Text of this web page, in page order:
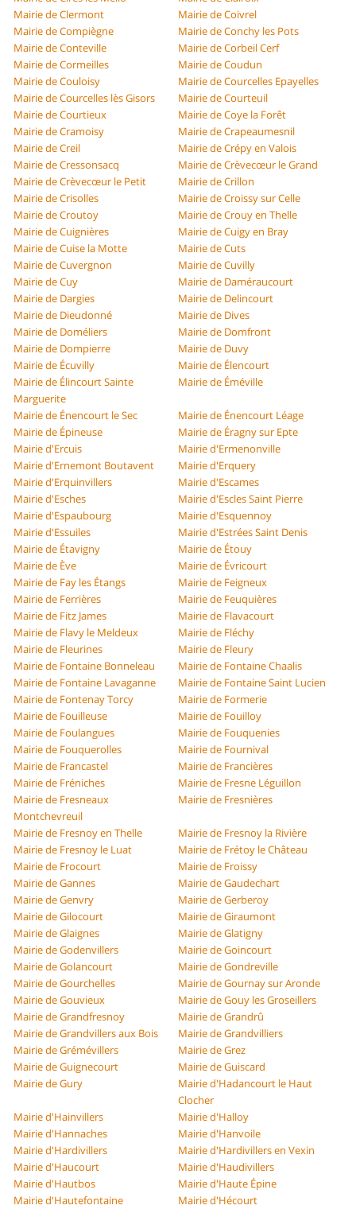
Mairie de Clermont
Mairie de Coivrel
Mairie de Compiègne
Mairie de Conchy les Pots
Mairie de Conteville
Mairie de Corbeil Cerf
Mairie de Cormeilles
Mairie de Coudun
Mairie de Couloisy
Mairie de Courcelles Epayelles
Mairie de Courcelles lès Gisors
Mairie de Courteuil
Mairie de Courtieux
Mairie de Coye la Forêt
Mairie de Cramoisy
Mairie de Crapeaumesnil
Mairie de Creil
Mairie de Crépy en Valois
Mairie de Cressonsacq
Mairie de Crèvecœur le Grand
Mairie de Crèvecœur le Petit
Mairie de Crillon
Mairie de Crisolles
Mairie de Croissy sur Celle
Mairie de Croutoy
Mairie de Crouy en Thelle
Mairie de Cuignières
Mairie de Cuigy en Bray
Mairie de Cuise la Motte
Mairie de Cuts
Mairie de Cuvergnon
Mairie de Cuvilly
Mairie de Cuy
Mairie de Daméraucourt
Mairie de Dargies
Mairie de Delincourt
Mairie de Dieudonné
Mairie de Dives
Mairie de Doméliers
Mairie de Domfront
Mairie de Dompierre
Mairie de Duvy
Mairie de Écuvilly
Mairie de Élencourt
Mairie de Élincourt Sainte
Marguerite
Mairie de Éméville
Mairie de Énencourt le Sec
Mairie de Énencourt Léage
Mairie de Épineuse
Mairie de Éragny sur Epte
Mairie d'Ercuis
Mairie d'Ermenonville
Mairie d'Ernemont Boutavent
Mairie d'Erquery
Mairie d'Erquinvillers
Mairie d'Escames
Mairie d'Esches
Mairie d'Escles Saint Pierre
Mairie d'Espaubourg
Mairie d'Esquennoy
Mairie d'Essuiles
Mairie d'Estrées Saint Denis
Mairie de Étavigny
Mairie de Étouy
Mairie de Ève
Mairie de Évricourt
Mairie de Fay les Étangs
Mairie de Feigneux
Mairie de Ferrières
Mairie de Feuquières
Mairie de Fitz James
Mairie de Flavacourt
Mairie de Flavy le Meldeux
Mairie de Fléchy
Mairie de Fleurines
Mairie de Fleury
Mairie de Fontaine Bonneleau
Mairie de Fontaine Chaalis
Mairie de Fontaine Lavaganne
Mairie de Fontaine Saint Lucien
Mairie de Fontenay Torcy
Mairie de Formerie
Mairie de Fouilleuse
Mairie de Fouilloy
Mairie de Foulangues
Mairie de Fouquenies
Mairie de Fouquerolles
Mairie de Fournival
Mairie de Francastel
Mairie de Francières
Mairie de Fréniches
Mairie de Fresne Léguillon
Mairie de Fresneaux
Montchevreuil
Mairie de Fresnières
Mairie de Fresnoy en Thelle
Mairie de Fresnoy la Rivière
Mairie de Fresnoy le Luat
Mairie de Frétoy le Château
Mairie de Frocourt
Mairie de Froissy
Mairie de Gannes
Mairie de Gaudechart
Mairie de Genvry
Mairie de Gerberoy
Mairie de Gilocourt
Mairie de Giraumont
Mairie de Glaignes
Mairie de Glatigny
Mairie de Godenvillers
Mairie de Goincourt
Mairie de Golancourt
Mairie de Gondreville
Mairie de Gourchelles
Mairie de Gournay sur Aronde
Mairie de Gouvieux
Mairie de Gouy les Groseillers
Mairie de Grandfresnoy
Mairie de Grandrû
Mairie de Grandvillers aux Bois
Mairie de Grandvilliers
Mairie de Grémévillers
Mairie de Grez
Mairie de Guignecourt
Mairie de Guiscard
Mairie de Gury
Mairie d'Hadancourt le Haut
Clocher
Mairie d'Hainvillers
Mairie d'Halloy
Mairie d'Hannaches
Mairie d'Hanvoile
Mairie d'Hardivillers
Mairie d'Hardivillers en Vexin
Mairie d'Haucourt
Mairie d'Haudivillers
Mairie d'Hautbos
Mairie d'Haute Épine
Mairie d'Hautefontaine
Mairie d'Hécourt